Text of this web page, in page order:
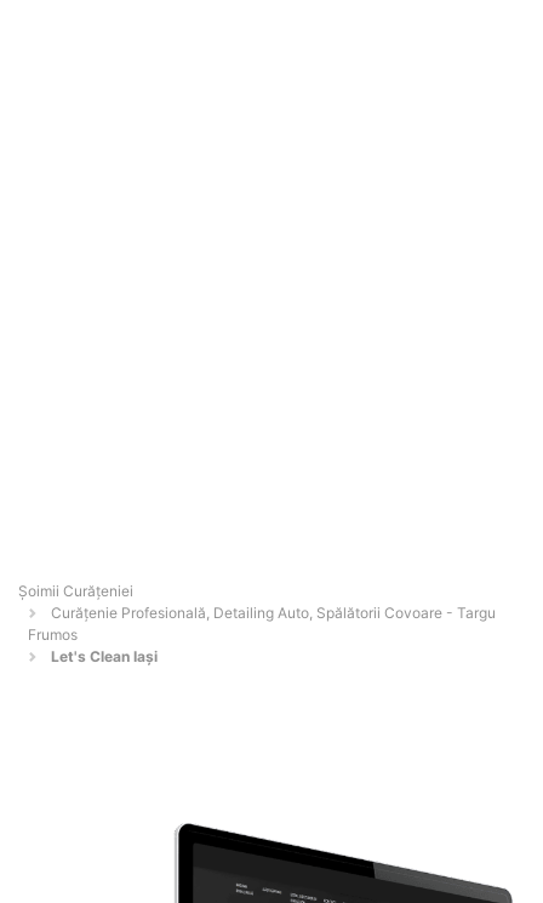
Șoimii Curățeniei
Curățenie Profesională, Detailing Auto, Spălătorii Covoare - Targu
Frumos
Let's Clean Iași